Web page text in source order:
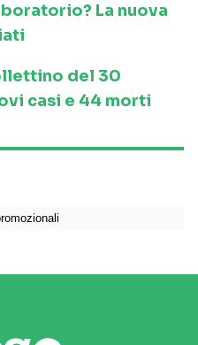
La nuova
del 30
casi e 44 morti